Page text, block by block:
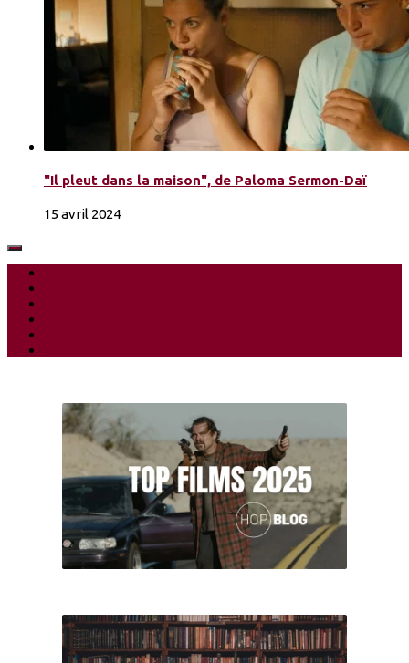
"Il pleut dans la maison", de Paloma Sermon-Daï
15 avril 2024